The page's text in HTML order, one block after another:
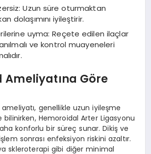
Uzun süre oturmaktan
dolaşımını iyileştirir.
uyma: Reçete edilen ilaçlar
ve kontrol muayeneleri
Ameliyatına Göre
genellikle uzun iyileşme
bilinirken, Hemoroidal Arter Ligasyonu
konforlu bir süreç sunar. Dikiş ve
sonrası enfeksiyon riskini azaltır.
skleroterapi gibi diğer minimal